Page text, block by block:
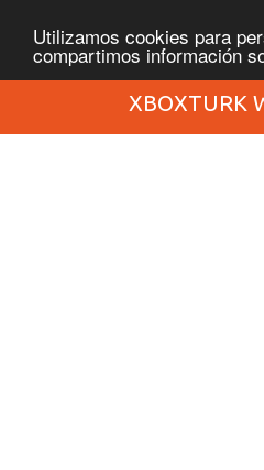
Utilizamos cookies para
compartimos información
XBOXTURK